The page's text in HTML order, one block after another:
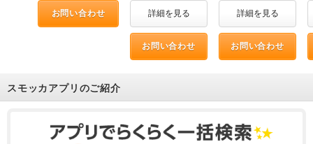
お問い合わせ 詳細を見る 詳細を見る
お問い合わせ お問い合わせ
スモッカアプリのご紹介